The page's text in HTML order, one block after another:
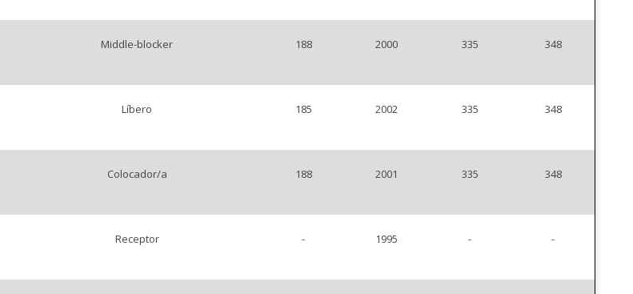
Middle-blocker 188 2000 335 348
Líbero 185 2002 335 348
Colocador/a 188 2001 335 348
Receptor - 1995 - -